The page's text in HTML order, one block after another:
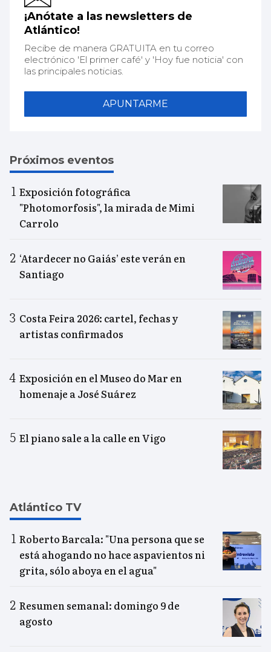
¡Anótate a las newsletters de
Atlántico!
Recibe de manera GRATUITA en tu correo
electrónico 'El primer café' y 'Hoy fue noticia' con
las principales noticias.
APUNTARME
Próximos eventos
Exposición fotográfica
"Photomorfosis", la mirada de Mimi
Carrolo
‘Atardecer no Gaiás’ este verán en
Santiago
Costa Feira 2026: cartel, fechas y
artistas confirmados
Exposición en el Museo do Mar en
homenaje a José Suárez
El piano sale a la calle en Vigo
Atlántico TV
Roberto Barcala: "Una persona que se
está ahogando no hace aspavientos ni
grita, sólo aboya en el agua"
Resumen semanal: domingo 9 de
agosto